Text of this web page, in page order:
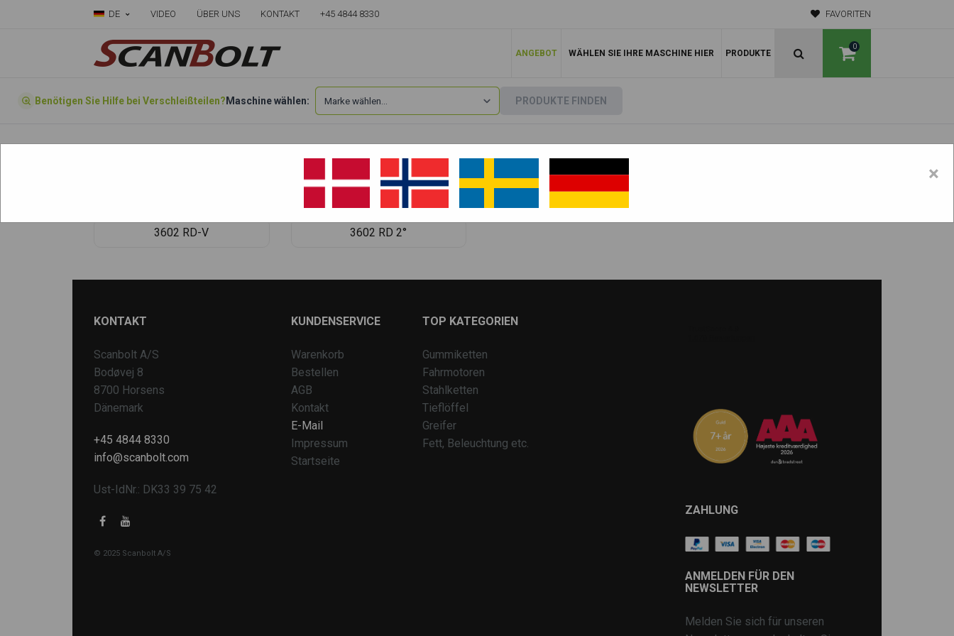
DE VIDEO ÜBER UNS KONTAKT +45 4844 8330 FAVORITEN
0
ANGEBOT WÄHLEN SIE IHRE MASCHINE HIER PRODUKTE
Benötigen Sie Hilfe bei Verschleißteilen? Maschine wählen: PRODUKTE FINDEN
3602 RD 3602 RD Force
3602 RD-V 3602 RD 2°
KONTAKT
Scanbolt A/S
Bodøvej 8
8700 Horsens
Dänemark
+45 4844 8330
info@scanbolt.com
Ust-IdNr.: DK33 39 75 42
© 2025 Scanbolt A/S
KUNDENSERVICE
Warenkorb
Bestellen
AGB
Kontakt
E-Mail
Impressum
Startseite
TOP KATEGORIEN
Gummiketten
Fahrmotoren
Stahlketten
Tieflöffel
Greifer
Fett, Beleuchtung etc.
ZAHLUNG
ANMELDEN FÜR DEN
NEWSLETTER
Melden Sie sich für unseren
×